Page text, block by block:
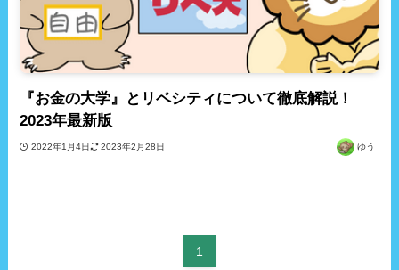
『お金の大学』とリベシティについて徹底解説！
2023年最新版
2022年1月4日 2023年2月28日 ゆう
1